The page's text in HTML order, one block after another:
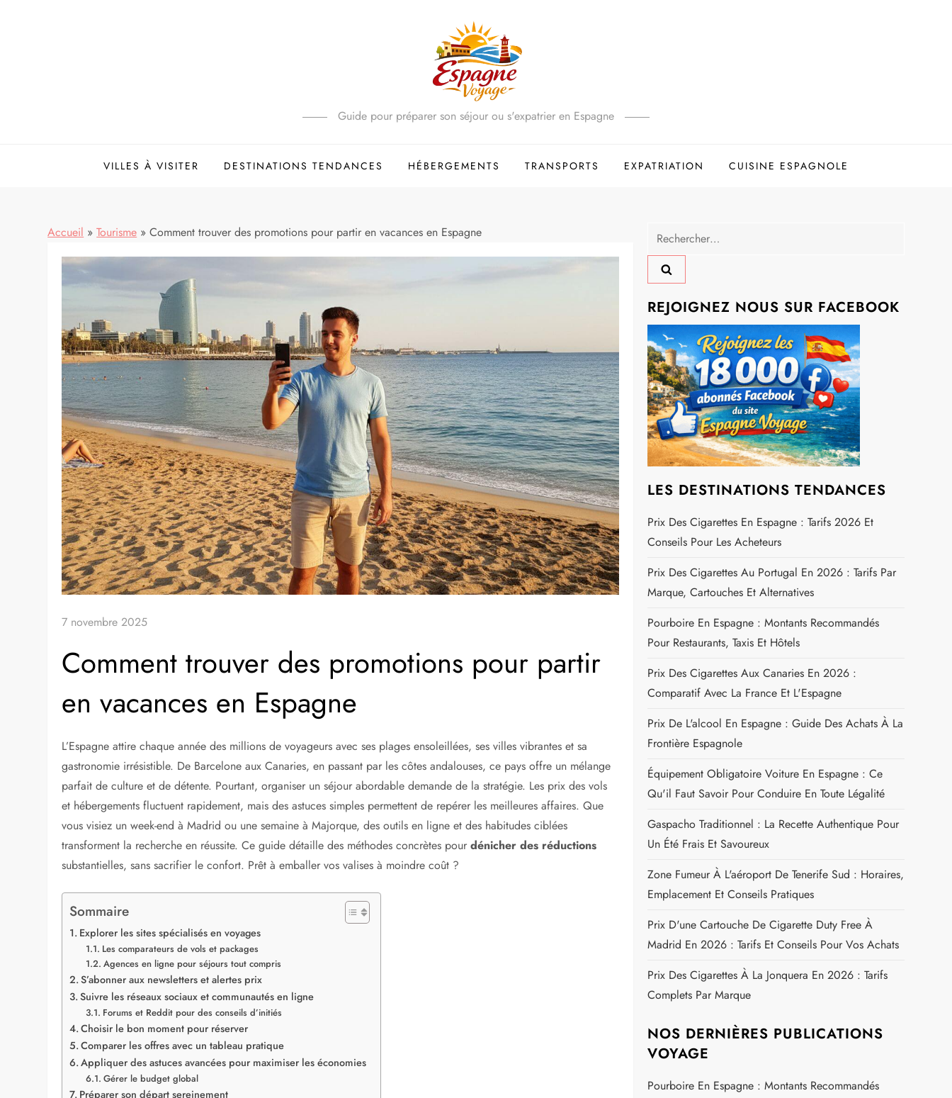
Guide pour préparer son séjour ou s'expatrier en Espagne
VILLES À VISITER DESTINATIONS TENDANCES HÉBERGEMENTS TRANSPORTS EXPATRIATION CUISINE ESPAGNOLE
Accueil » Tourisme »Comment trouver des promotions pour partir en vacances en Espagne
7 novembre 2025
Comment trouver des promotions pour partir
en vacances en Espagne
L’Espagne attire chaque année des millions de voyageurs avec ses plages ensoleillées, ses villes vibrantes et sa
gastronomie irrésistible. De Barcelone aux Canaries, en passant par les côtes andalouses, ce pays offre un mélange
parfait de culture et de détente. Pourtant, organiser un séjour abordable demande de la stratégie. Les prix des vols
et hébergements fluctuent rapidement, mais des astuces simples permettent de repérer les meilleures affaires. Que
vous visiez un week-end à Madrid ou une semaine à Majorque, des outils en ligne et des habitudes ciblées
transforment la recherche en réussite. Ce guide détaille des méthodes concrètes pour
substantielles, sans sacrifier le confort. Prêt à emballer vos valises à moindre coût ?
Rechercher :
REJOIGNEZ NOUS SUR FACEBOOK
LES DESTINATIONS TENDANCES
Prix Des Cigarettes En Espagne : Tarifs 2026 Et
Conseils Pour Les Acheteurs
Prix Des Cigarettes Au Portugal En 2026 : Tarifs Par
Pourboire En Espagne : Montants Recommandés
Prix Des Cigarettes Aux Canaries En 2026 :
Comparatif Avec La France Et L'Espagne
Prix De L'alcool En Espagne : Guide Des Achats À La
Équipement Obligatoire Voiture En Espagne : Ce
Qu'il Faut Savoir Pour Conduire En Toute Légalité
Gaspacho Traditionnel : La Recette Authentique Pour
Un Été Frais Et Savoureux
Zone Fumeur À L'aéroport De Tenerife Sud : Horaires,